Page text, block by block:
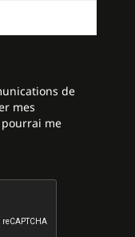
de
mes
pourrai me